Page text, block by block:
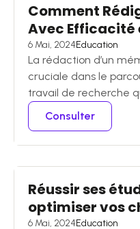
Comment
Avec Efficacité
6 Mai, 2024Education
La rédaction d’un
cruciale dans le
travail de recherche
Consulter
Réussir ses
optimiser vos
6 Mai, 2024Education